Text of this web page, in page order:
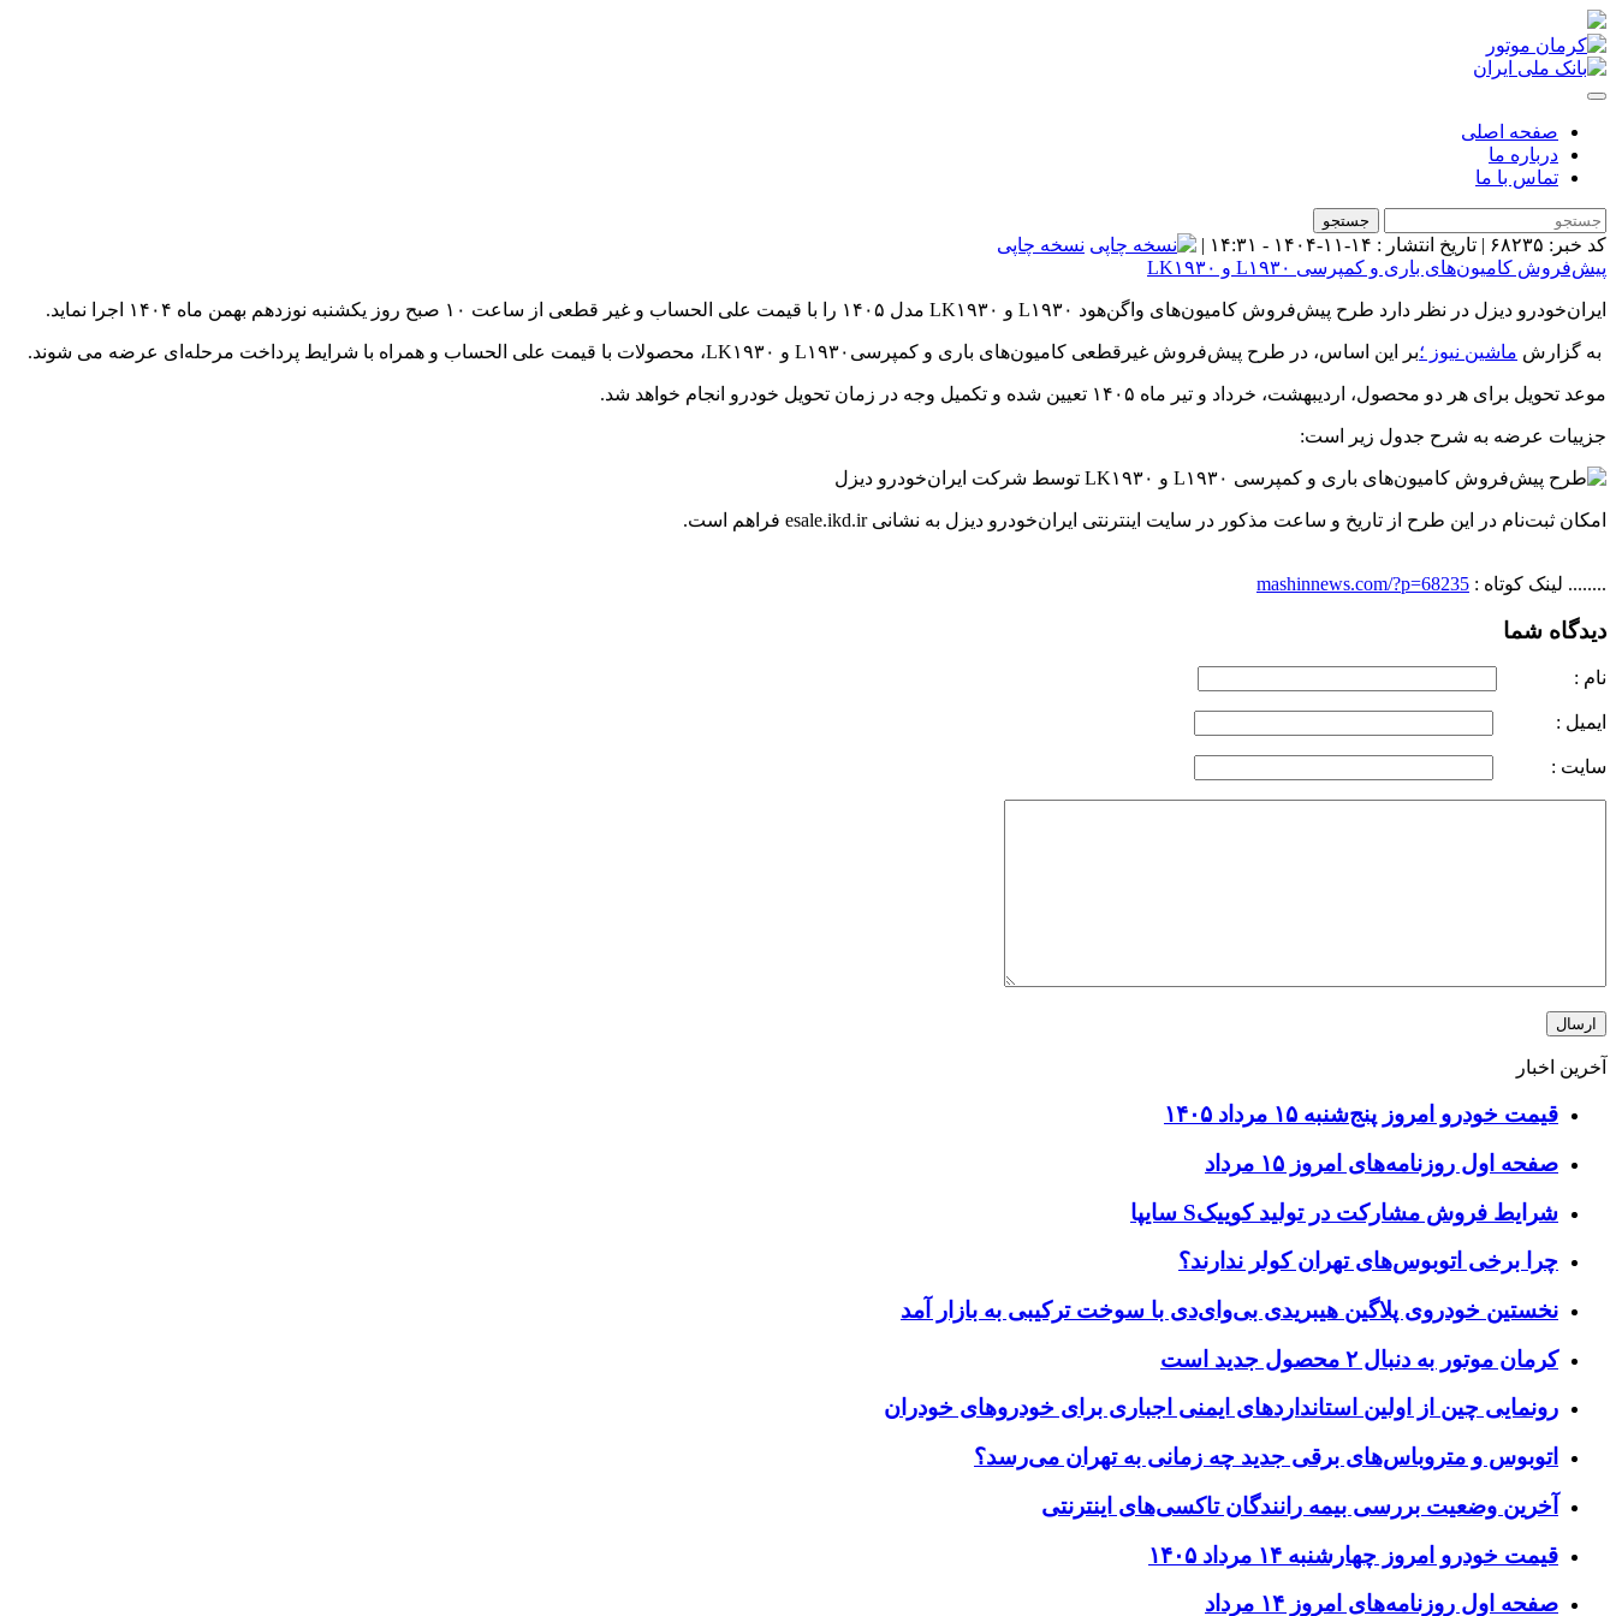
صفحه اصلی
درباره ما
تماس با ما
جستجو
کد خبر: ۶۸۲۳۵ | تاریخ انتشار : ۱۴-۱۱-۱۴۰۴ - ۱۴:۳۱ |
نسخه چاپی
پیش‌فروش کامیون‌های باری و کمپرسی L۱۹۳۰ و LK۱۹۳۰
ایران‌خودرو دیزل در نظر دارد طرح پیش‌فروش کامیون‌های واگن‌هود L۱۹۳۰ و LK۱۹۳۰ مدل ۱۴۰۵ را با قیمت علی الحساب و غیر قطعی از ساعت ۱۰ صبح روز یکشنبه نوزدهم بهمن ماه ۱۴۰۴ اجرا نماید.
به گزارش ماشین نیوز ؛بر این اساس، در طرح پیش‌فروش غیرقطعی کامیون‌های باری و کمپرسیL۱۹۳۰ و LK۱۹۳۰، محصولات با قیمت علی الحساب و همراه با شرایط پرداخت مرحله‌ای عرضه می شوند.
موعد تحویل برای هر دو محصول، اردیبهشت، خرداد و تیر ماه ۱۴۰۵ تعیین شده و تکمیل وجه در زمان تحویل خودرو انجام خواهد شد.
جزییات عرضه به شرح جدول زیر است:
امکان ثبت‌نام در این طرح از تاریخ و ساعت مذکور در سایت اینترنتی ایران‌خودرو دیزل به نشانی esale.ikd.ir فراهم است.
........ لینک کوتاه : mashinnews.com/?p=68235
دیدگاه شما
نام :
ايميل :
سايت :
آخرین اخبار
قیمت خودرو امروز پنج‌شنبه ۱۵ مرداد ۱۴۰۵
صفحه اول روزنامه‌های امروز ۱۵ مرداد
شرایط فروش مشارکت در تولید کوییکS سایپا
چرا برخی اتوبوس‌های تهران کولر ندارند؟
نخستین خودروی پلاگین هیبریدی بی‌وای‌دی با سوخت ترکیبی به بازار آمد
کرمان موتور به دنبال ۲ محصول جدید است
رونمایی چین از اولین استانداردهای ایمنی اجباری برای خودروهای خودران
اتوبوس و متروباس‌های برقی جدید چه زمانی به تهران می‌رسد؟
آخرین وضعیت بررسی بیمه رانندگان تاکسی‌های اینترنتی
قیمت خودرو امروز چهارشنبه ۱۴ مرداد ۱۴۰۵
صفحه اول روزنامه‌های امروز ۱۴ مرداد